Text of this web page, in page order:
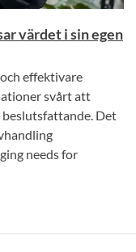
värdet i sin egen
effektivare
svårt att
Det
needs for